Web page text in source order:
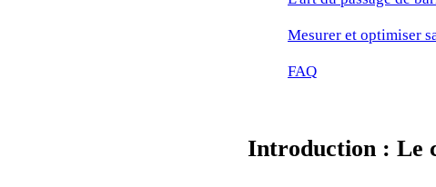
Mesurer et optimiser
FAQ
Introduction : Le